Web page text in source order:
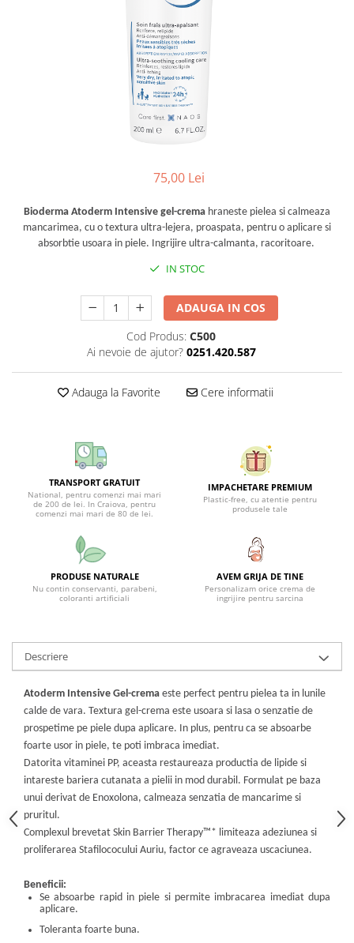
PREPARATE DERMATOLOGICE
PREPARATE GINECOLOGICE
Infectii urinare
ALTE AFECTIUNI
75,00 Lei
Bioderma Atoderm Intensive gel-crema hraneste pielea si calmeaza
mancarimea, cu o textura ultra-lejera, proaspata, pentru o aplicare si
absorbtie usoara in piele. Ingrijire ultra-calmanta, racoritoare.
IN STOC
ADAUGA IN COS
Cod Produs: C500
Ai nevoie de ajutor? 0251.420.587
Adauga la Favorite Cere informatii
TRANSPORT GRATUIT
National, pentru comenzi mai mari
de 200 de lei. In Craiova, pentru
comenzi mai mari de 80 de lei.
IMPACHETARE PREMIUM
Plastic-free, cu atentie pentru
produsele tale
PRODUSE NATURALE
Nu contin conservanti, parabeni,
coloranti artificiali
AVEM GRIJA DE TINE
Personalizam orice crema de
ingrijire pentru sarcina
Descriere
Atoderm Intensive Gel-crema este perfect pentru pielea ta in lunile
calde de vara. Textura gel-crema este usoara si lasa o senzatie de
prospetime pe piele dupa aplicare. In plus, pentru ca se absoarbe
foarte usor in piele, te poti imbraca imediat.
Datorita vitaminei PP, aceasta restaureaza productia de lipide si
intareste bariera cutanata a pielii in mod durabil. Formulat pe baza
unui derivat de Enoxolona, calmeaza senzatia de mancarime si
pruritul.
Complexul brevetat Skin Barrier Therapy™* limiteaza adeziunea si
proliferarea Stafilococului Auriu, factor ce agraveaza uscaciunea.
Beneficii:
Se absoarbe rapid in piele si permite imbracarea imediat dupa
aplicare.
Toleranta foarte buna.